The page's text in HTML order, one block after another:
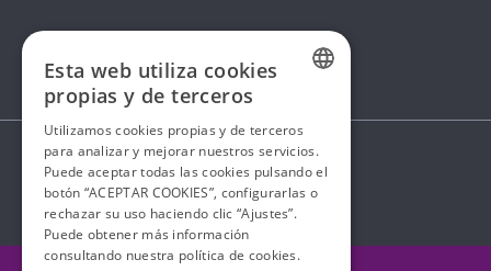
SPANISH
Esta web utiliza cookies
propias y de terceros
Utilizamos cookies propias y de terceros
para analizar y mejorar nuestros servicios.
Puede aceptar todas las cookies pulsando el
botón “ACEPTAR COOKIES”, configurarlas o
rechazar su uso haciendo clic “Ajustes”.
Puede obtener más información
consultando nuestra política de cookies.